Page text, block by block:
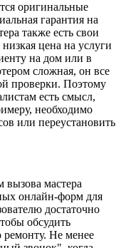
оригинальные
гарантия на
также есть свои
цена на услуги
на дом или в
сложная, он все
проверки. Поэтому
есть смысл,
необходимо
или переустановить
вызова мастера
онлайн-форм для
достаточно
обсудить
ремонту. Не менее